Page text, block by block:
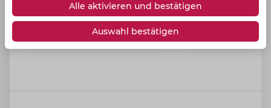
Aktuelles Angebot Aktuelles
Alle aktivieren und bestätigen
Auswahl bestätigen